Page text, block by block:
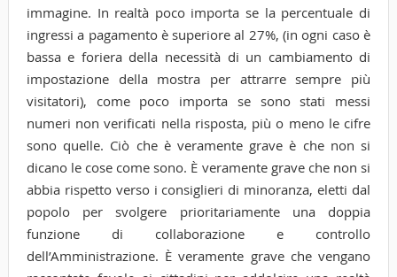
immagine. In realtà poco importa se la percentuale di
ingressi a pagamento è superiore al 27%, (in ogni caso è
bassa e foriera della necessità di un cambiamento di
impostazione della mostra per attrarre sempre più
visitatori), come poco importa se sono stati messi
numeri non verificati nella risposta, più o meno le cifre
sono quelle. Ciò che è veramente grave è che non si
dicano le cose come sono. È veramente grave che non si
abbia rispetto verso i consiglieri di minoranza, eletti dal
popolo per svolgere prioritariamente una doppia
funzione di collaborazione e controllo
dell’Amministrazione. È veramente grave che vengano